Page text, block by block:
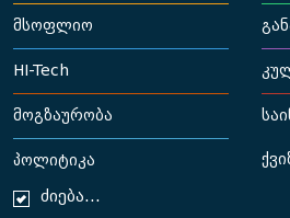
მსოფლიო
HI-Tech
მოგზაურობა
პოლიტიკა